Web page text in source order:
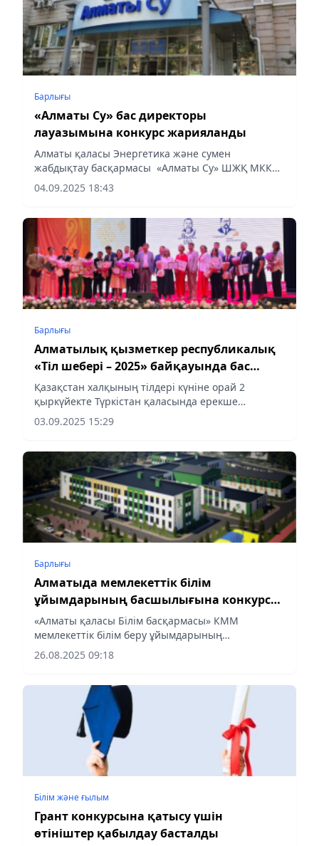
Барлығы
«Алматы Су» бас директоры
лауазымына конкурс жарияланды
Алматы қаласы Энергетика және сумен
жабдықтау басқармасы «Алматы Су» ШЖҚ МКК
бас директоры бос лауазымына орналасуға
конкурс жариялайды.
04.09.2025 18:43
Барлығы
Алматылық қызметкер республикалық
«Тіл шебері – 2025» байқауында бас
жүлдеге ие болды
Қазақстан халқының тілдері күніне орай 2
қыркүйекте Түркістан қаласында ерекше
мазмұндағы байқау өтті. Ғылым және жоғары
білім министрлігінің Тіл саясаты комитеті
03.09.2025 15:29
Барлығы
Алматыда мемлекеттік білім
ұйымдарының басшылығына конкурс
басталды
«Алматы қаласы Білім басқармасы» КММ
мемлекеттік білім беру ұйымдарының
басшыларының бос лауазымдық орындарына
конкурс жариялайды:
26.08.2025 09:18
Білім және ғылым
Грант конкурсына қатысу үшін
өтініштер қабылдау басталды